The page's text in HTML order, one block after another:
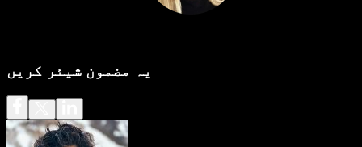
یہ مضمون شیئر کریں